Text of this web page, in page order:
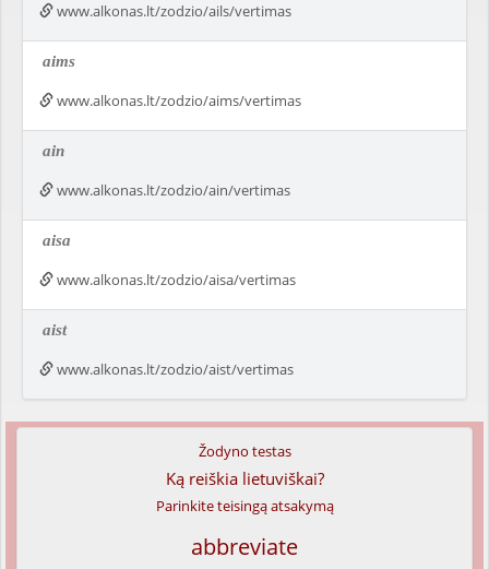
www.alkonas.lt/zodzio/ails/vertimas
aims
www.alkonas.lt/zodzio/aims/vertimas
ain
www.alkonas.lt/zodzio/ain/vertimas
aisa
www.alkonas.lt/zodzio/aisa/vertimas
aist
www.alkonas.lt/zodzio/aist/vertimas
Žodyno testas
Ką reiškia lietuviškai?
Parinkite teisingą atsakymą
abbreviate